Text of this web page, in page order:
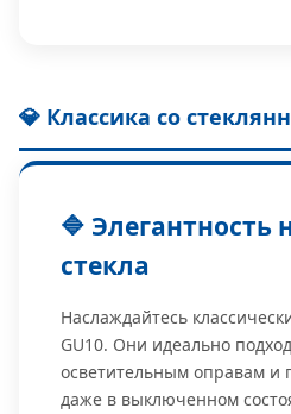
💎 Классика со
🔷 Элегантность
стекла
Наслаждайтесь
GU10. Они идеально
осветительным оправам и
даже в выключенном